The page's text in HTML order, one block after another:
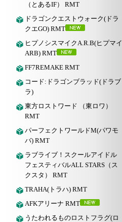
（とあるIF） RMT
ドラゴンクエストウォーク(ドラ
クエGO) RMT
ヒプノシスマイクA.R.B(ヒプマイ
ARB) RMT
FF7REMAKE RMT
コード:ドラゴンブラッド(ドラブ
ラ)
東方ロストワード （東ロワ）
RMT
パーフェクトワールドM(パワモ
バ) RMT
ラブライブ！スクールアイドル
フェスティバルALL STARS（ス
クスタ） RMT
TRAHA(トラハ) RMT
AFKアリーナ RMT
うたわれるものロストフラグ(ロ